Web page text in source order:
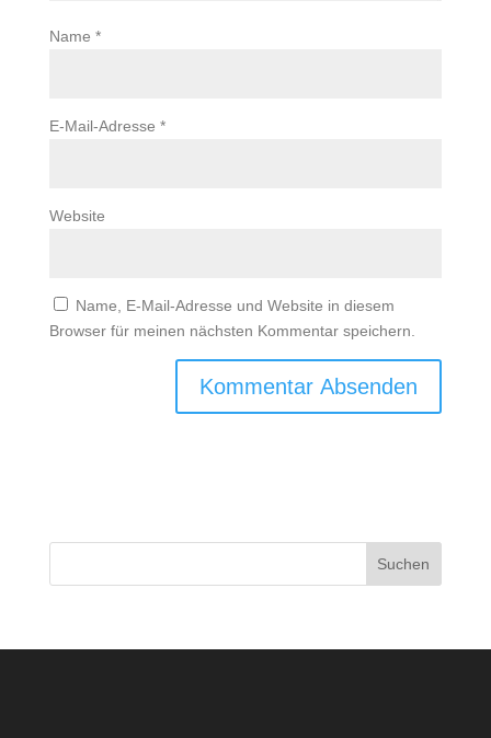
Name *
E-Mail-Adresse *
Website
Name, E-Mail-Adresse und Website in diesem
Browser für meinen nächsten Kommentar speichern.
Suchen